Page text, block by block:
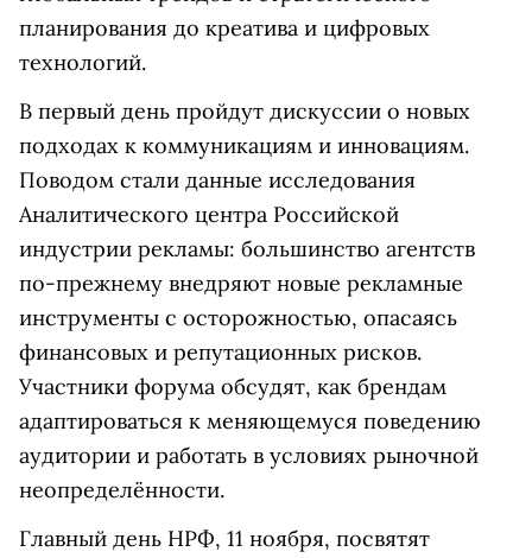
планирования до креатива и цифровых
технологий.
В первый день пройдут дискуссии о новых
подходах к коммуникациям и инновациям.
Поводом стали данные исследования
Аналитического центра Российской
индустрии рекламы: большинство агентств
по-прежнему внедряют новые рекламные
инструменты с осторожностью, опасаясь
финансовых и репутационных рисков.
Участники форума обсудят, как брендам
адаптироваться к меняющемуся поведению
аудитории и работать в условиях рыночной
неопределённости.
Главный день НРФ, 11 ноября, посвятят